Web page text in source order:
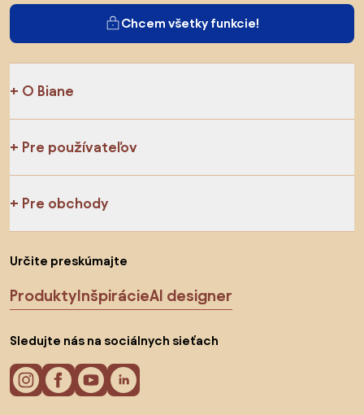
Chcem všetky funkcie!
O Biane
Pre používateľov
Pre obchody
Určite preskúmajte
ProduktyInšpirácieAI designer
Sledujte nás na sociálnych sieťach